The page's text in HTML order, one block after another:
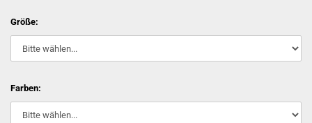
Größe:
Farben: